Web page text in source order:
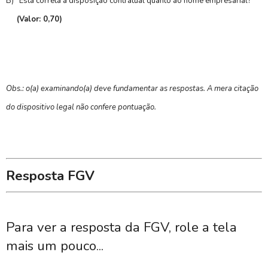
(Valor: 0,70)
Obs.: o(a) examinando(a) deve fundamentar as respostas. A mera citação
do dispositivo legal não confere pontuação.
Resposta FGV
Para ver a resposta da FGV, role a tela
mais um pouco...